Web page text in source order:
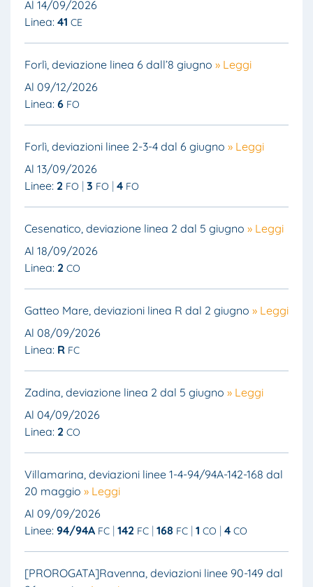
Al 14/09/2026
Linea: 41 CE
Forlì, deviazione linea 6 dall’8 giugno » Leggi
Al 09/12/2026
Linea: 6 FO
Forlì, deviazioni linee 2-3-4 dal 6 giugno » Leggi
Al 13/09/2026
Linee: 2 FO 3 FO 4 FO
Cesenatico, deviazione linea 2 dal 5 giugno » Leggi
Al 18/09/2026
Linea: 2 CO
Gatteo Mare, deviazioni linea R dal 2 giugno » Leggi
Al 08/09/2026
Linea: R FC
Zadina, deviazione linea 2 dal 5 giugno » Leggi
Al 04/09/2026
Linea: 2 CO
Villamarina, deviazioni linee 1-4-94/94A-142-168 dal
20 maggio » Leggi
Al 09/09/2026
Linee: 94/94A FC 142 FC 168 FC 1 CO 4 CO
[PROROGATA]Ravenna, deviazioni linee 90-149 dal